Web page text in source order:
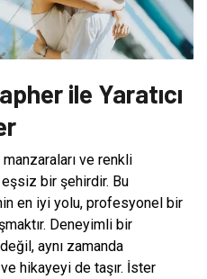
ile Yaratıcı
ve renkli
bir şehirdir. Bu
en iyi yolu, profesyonel bir
Deneyimli bir
aynı zamanda
hikayeyi de taşır. İster